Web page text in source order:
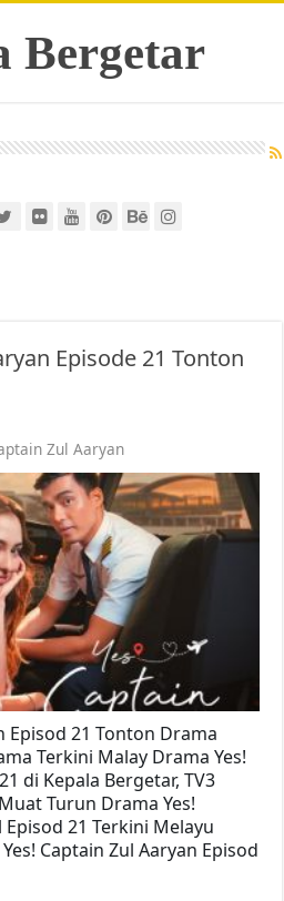
Bergetar
Episode 21 Tonton
Zul Aaryan
Episod 21 Tonton Drama
Terkini Malay Drama Yes!
di Kepala Bergetar, TV3
Turun Drama Yes!
21 Terkini Melayu
Captain Zul Aaryan Episod